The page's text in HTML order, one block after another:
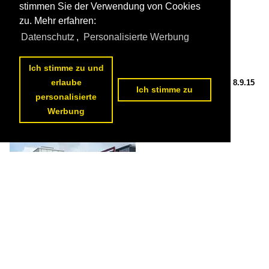
Ausflugsschiff "Seute Deern" im Sandtorhafen in Hamburg, 8.9.15
Seehäfen / Deutschland / Hamburg
stimmen Sie der Verwendung von Cookies
zu. Mehr erfahren:
Datenschutz , Personalisierte Werbung
Ich stimme zu und
erlaube
personalisierte
Werbung
Ich stimme zu